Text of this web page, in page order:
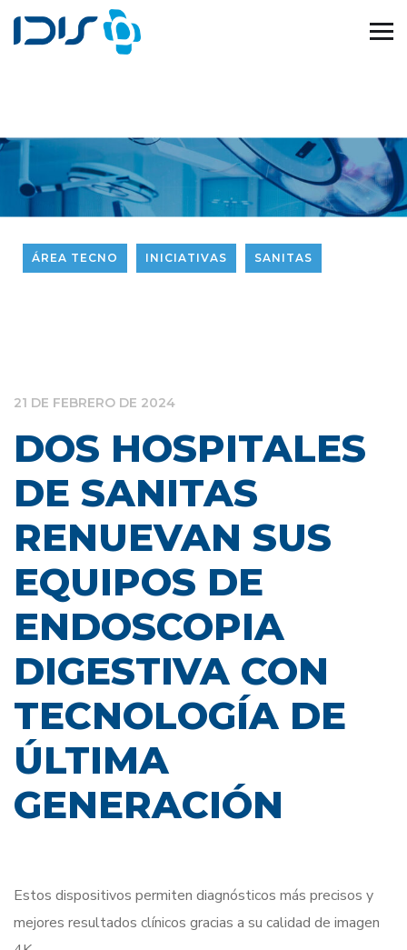
ÁREA TECNO INICIATIVAS SANITAS
21 DE FEBRERO DE 2024
DOS HOSPITALES
DE SANITAS
RENUEVAN SUS
EQUIPOS DE
ENDOSCOPIA
DIGESTIVA CON
TECNOLOGÍA DE
ÚLTIMA
GENERACIÓN
Estos dispositivos permiten diagnósticos más precisos y
mejores resultados clínicos gracias a su calidad de imagen